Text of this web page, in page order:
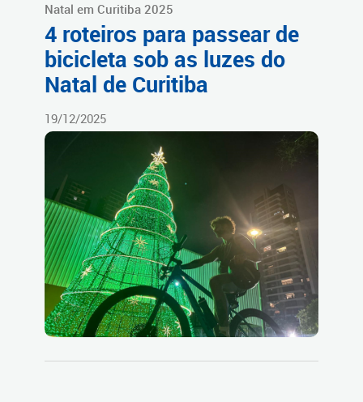
Natal em Curitiba 2025
4 roteiros para passear de
bicicleta sob as luzes do
Natal de Curitiba
19/12/2025